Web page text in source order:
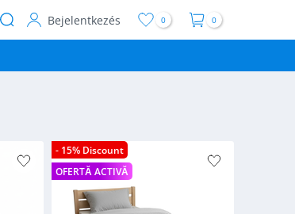
User
Bejelentkezés 0 0
- 15% Discount
OFERTĂ ACTIVĂ